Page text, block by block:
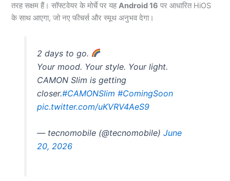
तरह सक्षम हैं। सॉफ्टवेयर के मोर्चे पर यहAndroid 16 पर आधारित HiOS
के साथ आएगा, जो नए फीचर्स और स्मूथ अनुभव देगा।
2 days to go.
Your mood. Your style. Your light.
CAMON Slim is getting
closer.#CAMONSlim #ComingSoon
pic.twitter.com/uKVRV4AeS9
— tecnomobile (@tecnomobile) June
20, 2026